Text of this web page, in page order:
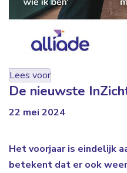
Lees voor
De nieuwste
22 mei 2024
Het voorjaar is eindelijk
betekent dat er ook